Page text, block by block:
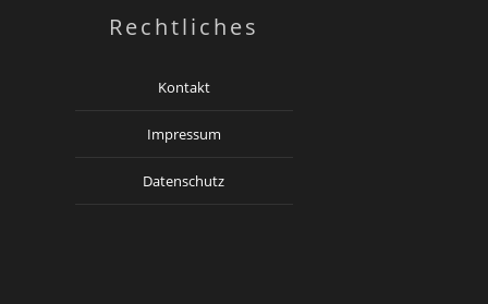
Rechtliches
Kontakt
Impressum
Datenschutz